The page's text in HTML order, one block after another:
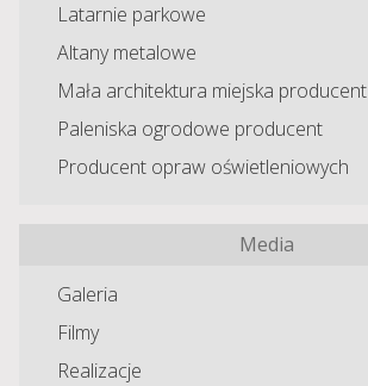
Latarnie parkowe
Altany metalowe
Mała architektura miejska producent
Paleniska ogrodowe producent
Producent opraw oświetleniowych
Media
Galeria
Filmy
Realizacje